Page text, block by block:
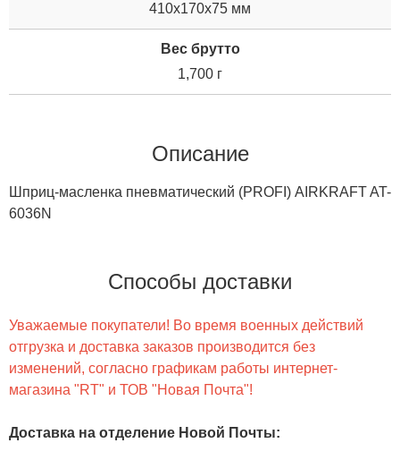
410x170x75 мм
Вес брутто
1,700 г
Описание
Шприц-масленка пневматический (PROFI) AIRKRAFT AT-
6036N
Способы доставки
Уважаемые покупатели! Во время военных действий
отгрузка и доставка заказов производится без
изменений, согласно графикам работы интернет-
магазина "RT" и ТОВ "Новая Почта"!
Доставка на отделение Новой Почты: